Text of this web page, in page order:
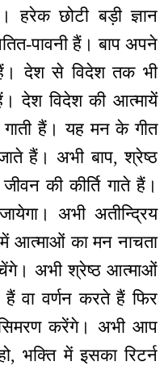
हरेक छोटी बड़ी ज्ञान
पावनी हैं। बाप अपने
देश से विदेश तक भी
देश विदेश की आत्मायें
गाती हैं। यह मन के गीत
हैं। अभी बाप, श्रेष्ठ
की कीर्ति गाते हैं।
अभी अतीन्द्रिय
आत्माओं का मन नाचता
अभी श्रेष्ठ आत्माओं
वा वर्णन करते हैं फिर
सिमरण करेंगे। अभी आप
भक्ति में इसका रिटर्न